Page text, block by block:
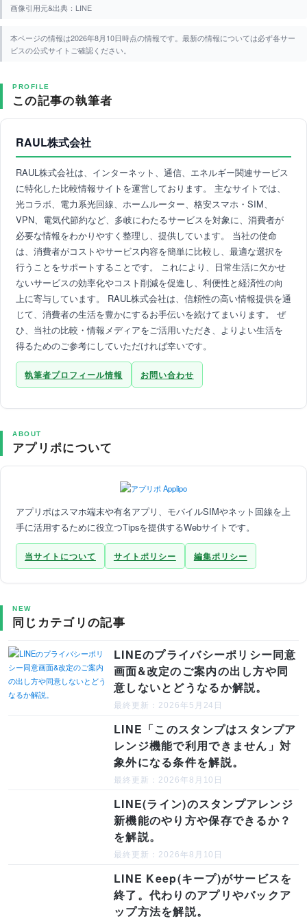
画像引用元&出典：LINE
本ページの情報は2026年8月10日時点の情報です。最新の情報については必ず各サー
ビスの公式サイトご確認ください。
PROFILE
この記事の執筆者
RAUL株式会社
RAUL株式会社は、インターネット、通信、エネルギー関連サービス
に特化した比較情報サイトを運営しております。 主なサイトでは、
光コラボ、電力系光回線、ホームルーター、格安スマホ・SIM、
VPN、電気代節約など、多岐にわたるサービスを対象に、消費者が
必要な情報をわかりやすく整理し、提供しています。 当社の使命
は、消費者がコストやサービス内容を簡単に比較し、最適な選択を
行うことをサポートすることです。 これにより、日常生活に欠かせ
ないサービスの効率化やコスト削減を促進し、利便性と経済性の向
上に寄与しています。 RAUL株式会社は、信頼性の高い情報提供を通
じて、消費者の生活を豊かにするお手伝いを続けてまいります。 ぜ
ひ、当社の比較・情報メディアをご活用いただき、よりよい生活を
得るためのご参考にしていただければ幸いです。
執筆者プロフィール情報 お問い合わせ
ABOUT
アプリポについて
アプリポはスマホ端末や有名アプリ、モバイルSIMやネット回線を上
手に活用するために役立つTipsを提供するWebサイトです。
当サイトについて サイトポリシー 編集ポリシー
NEW
同じカテゴリの記事
LINEのプライバシーポリシー同意
画面&改定のご案内の出し方や同
意しないとどうなるか解説。
最終更新：2026年5月24日
LINE「このスタンプはスタンプア
レンジ機能で利用できません」対
象外になる条件を解説。
最終更新：2026年8月10日
LINE(ライン)のスタンプアレンジ
新機能のやり方や保存できるか？
を解説。
最終更新：2026年8月10日
LINE Keep(キープ)がサービスを
終了。代わりのアプリやバックア
ップ方法を解説。